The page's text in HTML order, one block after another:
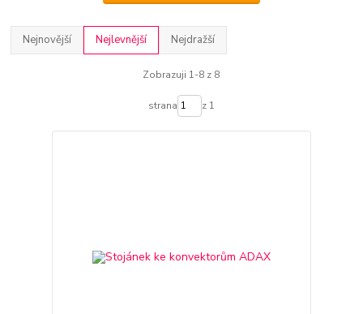
Nejnovější Nejlevnější Nejdražší
Zobrazuji 1-8 z 8
strana z 1